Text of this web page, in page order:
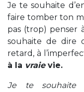
Je te souhaite
faire tomber ton
pas (trop) penser
souhaite de dire
retard, à
à la vraievie.
Je te souhaite